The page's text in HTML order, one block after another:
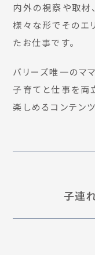
内外の視察や取材
様々な形でそのエ
たお仕事です。
バリーズ唯一のマ
子育てと仕事を
楽しめるコンテン
子連